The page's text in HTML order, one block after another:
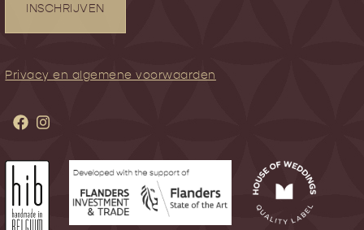
INSCHRIJVEN
Privacy en algemene voorwaarden